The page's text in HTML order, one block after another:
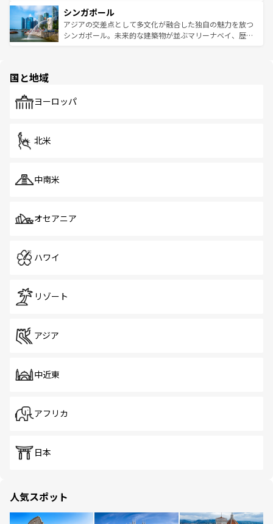
参照してほしい。
激する。気候は一年中温暖で、どの季節にも異なる楽しみ
が待っている。親しみやすいタイの人々、仏教を中心とし
た文化、そして多様な観光資源が、訪れる旅人を魅了し続
み、どこを訪れても感動するはず。観光スポットが密集し
ており、効率よく見どころを回れるのも魅力。息をのむよ
うな絶景から文化的な体験まで、香港を存分に楽しみ尽く
シンガポール
アジアの交差点として多文化が融合した独自の魅力を放つ
シンガポール。未来的な建築物が並ぶマリーナベイ、歴史
で、ホーカーズは地元の風情を楽しめる外せないスポット
国と地域
ヨーロッパ
北米
中南米
オセアニア
ハワイ
リゾート
アジア
中近東
アフリカ
日本
人気スポット